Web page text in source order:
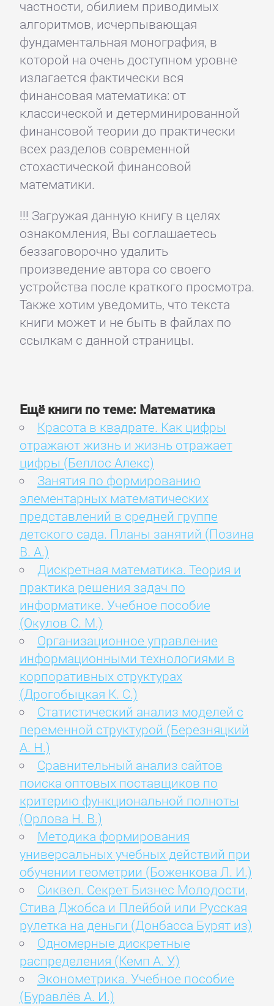
частности, обилием приводимых
алгоритмов, исчерпывающая
фундаментальная монография, в
которой на очень доступном уровне
излагается фактически вся
финансовая математика: от
классической и детерминированной
финансовой теории до практически
всех разделов современной
стохастической финансовой
математики.
!!! Загружая данную книгу в целях
ознакомления, Вы соглашаетесь
беззаговорочно удалить
произведение автора со своего
устройства после краткого просмотра.
Также хотим уведомить, что текста
книги может и не быть в файлах по
ссылкам с данной страницы.
Ещё книги по теме: Математика
Красота в квадрате. Как цифры
отражают жизнь и жизнь отражает
цифры (Беллос Алекс)
Занятия по формированию
элементарных математических
представлений в средней группе
детского сада. Планы занятий (Позина
В. А.)
Дискретная математика. Теория и
практика решения задач по
информатике. Учебное пособие
(Окулов С. М.)
Организационное управление
информационными технологиями в
корпоративных структурах
(Дрогобыцкая К. С.)
Статистический анализ моделей с
переменной структурой (Березняцкий
А. Н.)
Сравнительный анализ сайтов
поиска оптовых поставщиков по
критерию функциональной полноты
(Орлова Н. В.)
Методика формирования
универсальных учебных действий при
обучении геометрии (Боженкова Л. И.)
Сиквел. Секрет Бизнес Молодости,
Стива Джобса и Плейбой или Русская
рулетка на деньги (Донбасса Бурят из)
Одномерные дискретные
распределения (Кемп А. У.)
Эконометрика. Учебное пособие
(Буравлёв А. И.)